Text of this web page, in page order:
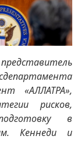
«АЛЛАТРА»,
рисков,
в
Кеннеди и